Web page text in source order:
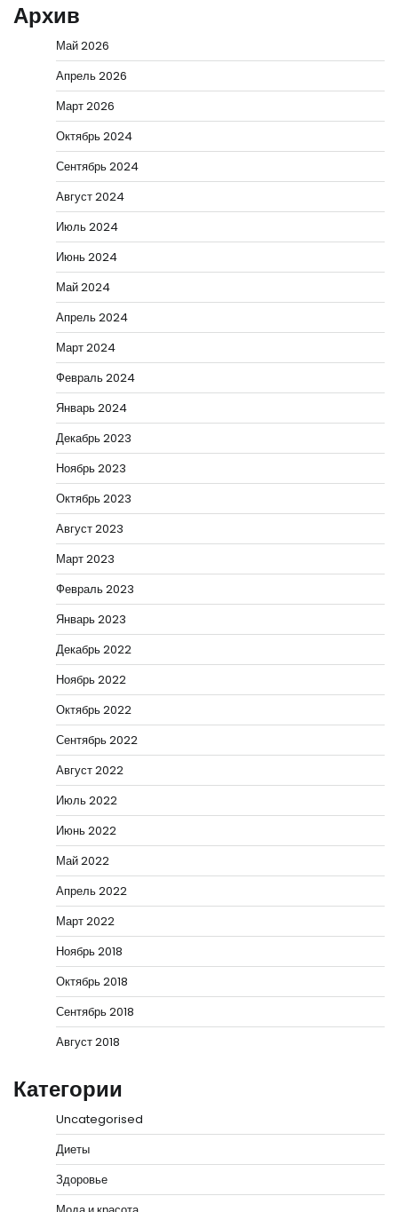
Архив
Май 2026
Апрель 2026
Март 2026
Октябрь 2024
Сентябрь 2024
Август 2024
Июль 2024
Июнь 2024
Май 2024
Апрель 2024
Март 2024
Февраль 2024
Январь 2024
Декабрь 2023
Ноябрь 2023
Октябрь 2023
Август 2023
Март 2023
Февраль 2023
Январь 2023
Декабрь 2022
Ноябрь 2022
Октябрь 2022
Сентябрь 2022
Август 2022
Июль 2022
Июнь 2022
Май 2022
Апрель 2022
Март 2022
Ноябрь 2018
Октябрь 2018
Сентябрь 2018
Август 2018
Категории
Uncategorised
Диеты
Здоровье